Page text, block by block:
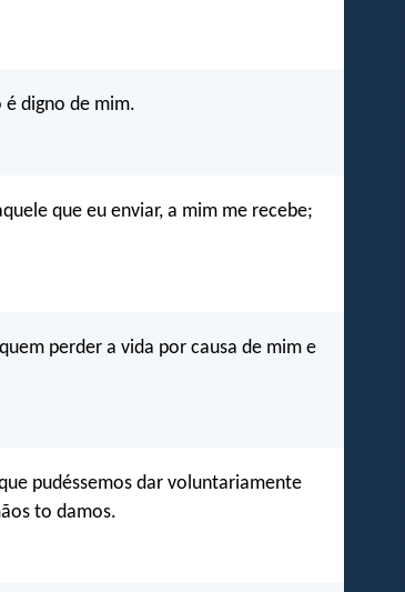
é digno de mim.
que eu enviar, a mim me recebe;
perder a vida por causa de mim e
pudéssemos dar voluntariamente
to damos.